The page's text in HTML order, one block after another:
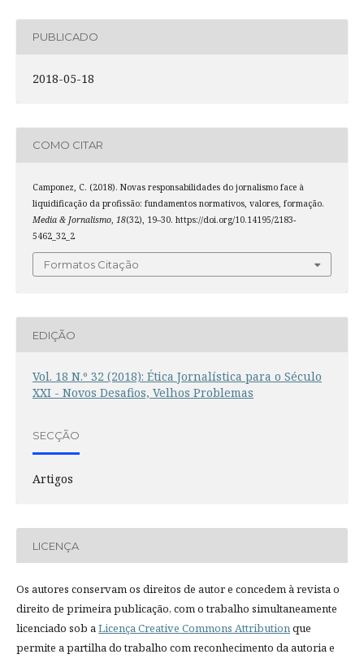
PUBLICADO
2018-05-18
COMO CITAR
Camponez, C. (2018). Novas responsabilidades do jornalismo face à
liquidificação da profissão: fundamentos normativos, valores, formação.
Media & Jornalismo, 18(32), 19–30. https://doi.org/10.14195/2183-
5462_32_2
Formatos Citação
EDIÇÃO
Vol. 18 N.º 32 (2018): Ética Jornalística para o Século
XXI - Novos Desafios, Velhos Problemas
SECÇÃO
Artigos
LICENÇA
Os autores conservam os direitos de autor e concedem à revista o
direito de primeira publicação, com o trabalho simultaneamente
licenciado sob aLicença Creative Commons Attributionque
permite a partilha do trabalho com reconhecimento da autoria e